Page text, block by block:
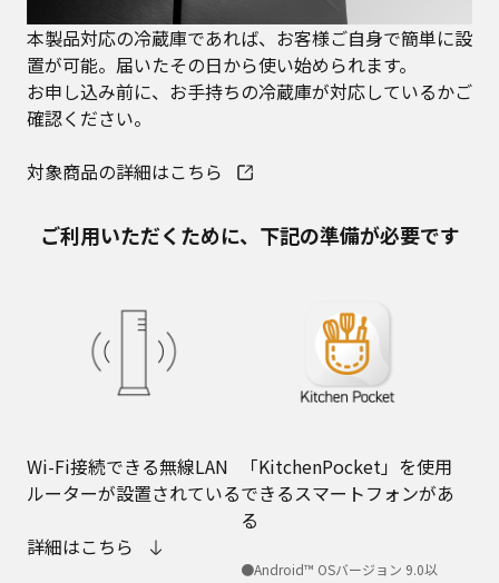
本製品対応の冷蔵庫であれば、お客様ご自身で簡単に設
置が可能。届いたその日から使い始められます。
お申し込み前に、お手持ちの冷蔵庫が対応しているかご
確認ください。
対象商品の詳細はこちら
ご利用いただくために、下記の準備が必要です
Wi-Fi接続できる無線LAN
ルーターが設置されている
詳細はこちら
「KitchenPocket」を使用
できるスマートフォンがあ
る
●Android™ OSバージョン 9.0以